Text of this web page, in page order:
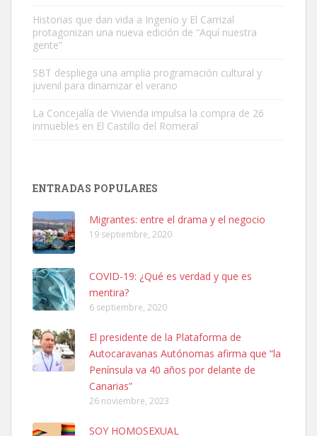
Este gato macho ha aparecido en la calle hace menos de un mes,
es muy manso y extremadamente cari...
Leales.org » Gran Canaria
Leales.org » Gran Canaria
SHIBA PERDIDO AVDA JOSE MESA Y LOPEZ
PERRO MACHO RAZA SHIBA CON MICROCHIP PERDIDO HOY
06/07/2025 ZONA MESA Y LOPEZ. ES MUY ASUSTADIZO
Leales.org » Gran Canaria
6.7.2025
Historias que dan vida a Ingenio y El Carrizal
protagonizan una nueva edición de “Aquí nuestra
gente”
SBT despliega una amplia programación cultural y
juvenil para dinamizar el verano
La Concejalía de Vivienda impulsa la compra de 26
inmuebles en El Castillo del Romeral
ENTRADAS POPULARES
Migrantes: entre el drama y el negocio
19 septiembre, 2020
COVID-19: ¿Qué es verdad y que es
mentira?
6 septiembre, 2020
El presidente de la Plataforma de
Autocaravanas Autónomas afirma que “la
Península va 40 años por delante de
Canarias”
26 noviembre, 2023
SOY HOMOSEXUAL